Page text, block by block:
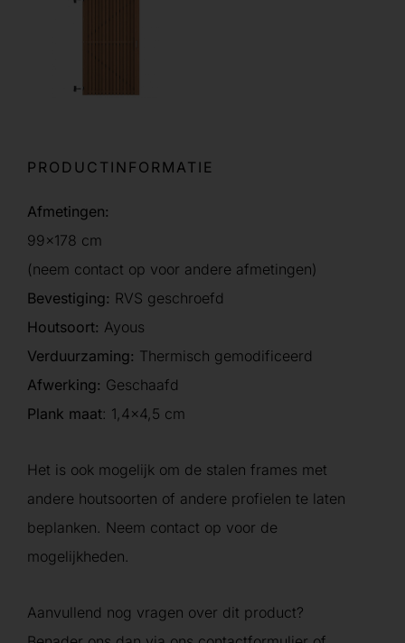
PRODUCTINFORMATIE
Afmetingen:
99×178 cm
(neem contact op voor andere afmetingen)
Bevestiging: RVS geschroefd
Houtsoort: Ayous
Verduurzaming: Thermisch gemodificeerd
Afwerking: Geschaafd
Plank maat: 1,4×4,5 cm
Het is ook mogelijk om de stalen frames met
andere houtsoorten of andere profielen te laten
beplanken. Neem contact op voor de
mogelijkheden.
Aanvullend nog vragen over dit product?